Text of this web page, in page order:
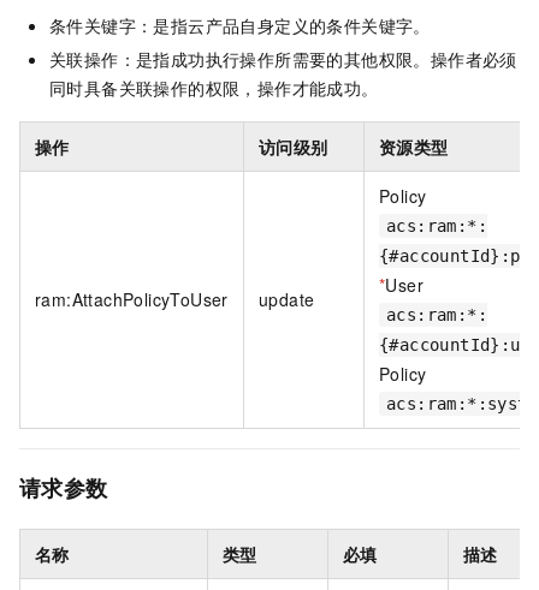
条件关键字：是指云产品自身定义的条件关键字。
关联操作：是指成功执行操作所需要的其他权限。操作者必须
同时具备关联操作的权限，操作才能成功。
操作 访问级别 资源类型
ram:AttachPolicyToUser update
Policy
acs:ram:*:
*User
acs:ram:*:
Policy
请求参数
名称 类型 必填 描述